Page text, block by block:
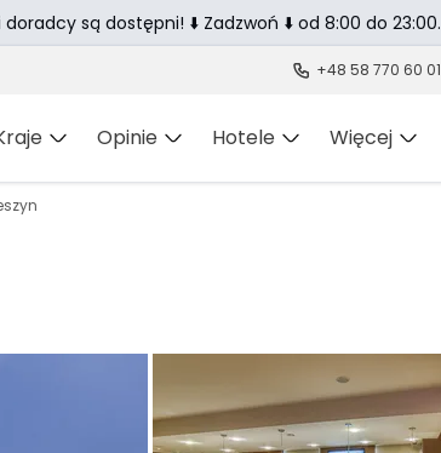
+48 58 770 60 01
Opinie Hotele Więcej
są dostępni! ⬇️ Zadzwoń ⬇️ od 8:00 do 23:00.